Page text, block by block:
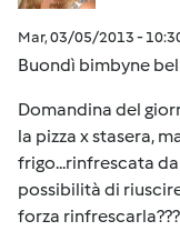
Mar, 03/05/2013 -
Buondì bimbyne
Domandina del
la pizza x stasera,
frigo...rinfrescata da
possibilità di
forza rinfrescarla???